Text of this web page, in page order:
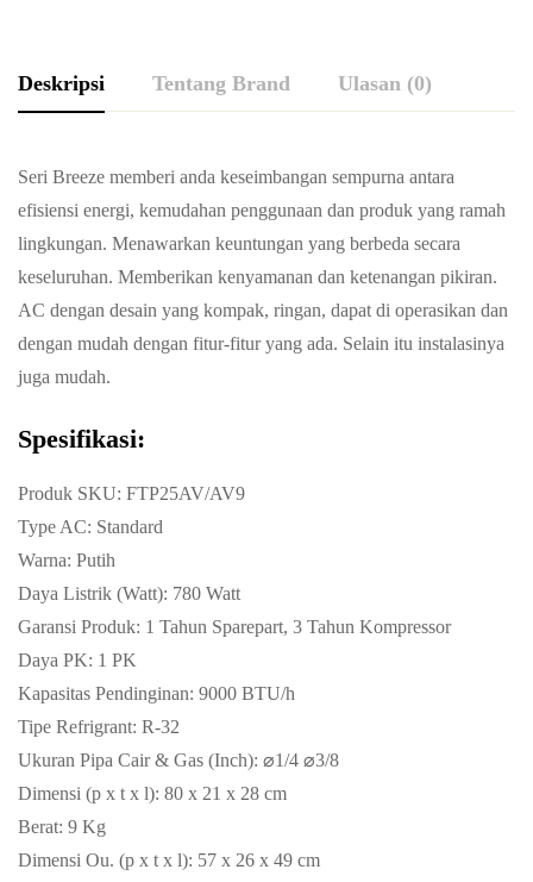
Deskripsi Tentang Brand Ulasan (0)
Seri Breeze memberi anda keseimbangan sempurna antara
efisiensi energi, kemudahan penggunaan dan produk yang ramah
lingkungan. Menawarkan keuntungan yang berbeda secara
keseluruhan. Memberikan kenyamanan dan ketenangan pikiran.
AC dengan desain yang kompak, ringan, dapat di operasikan dan
dengan mudah dengan fitur-fitur yang ada. Selain itu instalasinya
juga mudah.
Spesifikasi:
Produk SKU: FTP25AV/AV9
Type AC: Standard
Warna: Putih
Daya Listrik (Watt): 780 Watt
Garansi Produk: 1 Tahun Sparepart, 3 Tahun Kompressor
Daya PK: 1 PK
Kapasitas Pendinginan: 9000 BTU/h
Tipe Refrigrant: R-32
Ukuran Pipa Cair & Gas (Inch): ⌀1/4 ⌀3/8
Dimensi (p x t x l): 80 x 21 x 28 cm
Berat: 9 Kg
Dimensi Ou. (p x t x l): 57 x 26 x 49 cm